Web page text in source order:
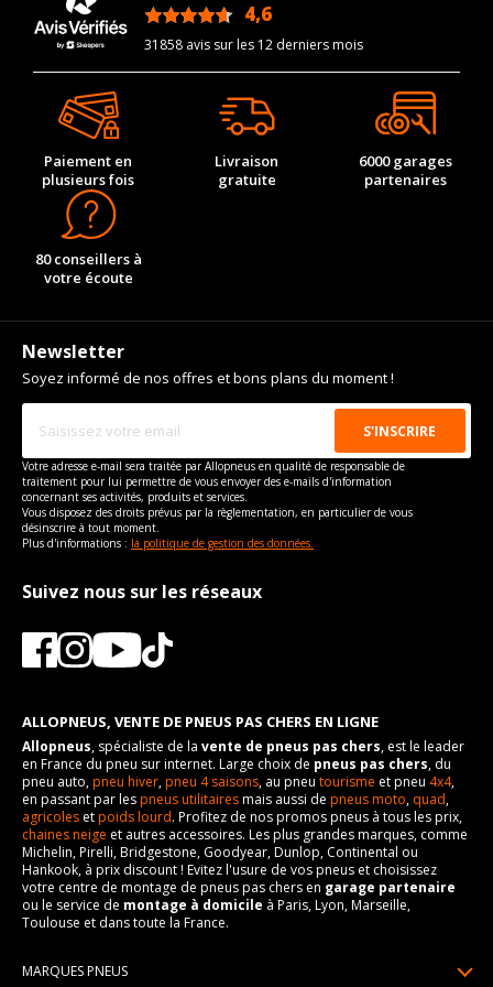
Code motorisation
CDVD
Cylindrée cm3
Puissance en Kw max
183
Type
Traction intégrale
VISSERIE VOLKSWAGEN ATLAS DEPUIS 12-2016 3.6 FSI
4MOTION (249CV)
Type de boulon
Taille de la tête de boulon
Force de rotation du
boulon
Pour la visserie, afin de garantir une parfaite compatibilité, nous
vous conseillons de contacter directement le constructeur.
4,6
31858 avis sur les 12 derniers mois
Paiement en
plusieurs fois
Livraison
gratuite
6000 garages
partenaires
80 conseillers à
votre écoute
Newsletter
Soyez informé de nos offres et bons plans du moment !
Votre adresse e-mail sera traitée par Allopneus en qualité de responsable de
traitement pour lui permettre de vous envoyer des e-mails d'information
concernant ses activités, produits et services.
Vous disposez des droits prévus par la règlementation, en particulier de vous
désinscrire à tout moment.
Plus d'informations : la politique de gestion des données.
Suivez nous sur les réseaux
ALLOPNEUS, VENTE DE PNEUS PAS CHERS EN LIGNE
Allopneus, spécialiste de la vente de pneus pas chers, est le leader
en France du pneu sur internet. Large choix de pneus pas chers, du
pneu auto,pneu hiver,pneu 4 saisons, au pneu tourisme et pneu 4x4,
en passant par lespneus utilitairesmais aussi de pneus moto, quad,
agricoles etpoids lourd. Profitez de nos promos pneus à tous les prix,
chaines neige et autres accessoires. Les plus grandes marques, comme
Michelin, Pirelli, Bridgestone, Goodyear, Dunlop, Continental ou
Hankook, à prix discount ! Evitez l'usure de vos pneus et choisissez
votre centre de montage de pneus pas chers en garage partenaire
ou le service de montage à domicile à Paris, Lyon, Marseille,
Toulouse et dans toute la France.
MARQUES PNEUS